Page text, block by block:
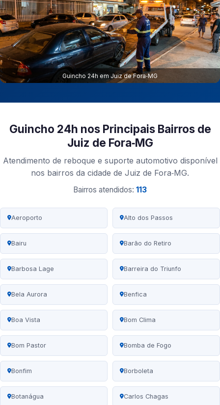
Guincho 24h em Juiz de Fora‑MG
Guincho 24h nos Principais Bairros de
Juiz de Fora‑MG
Atendimento de reboque e suporte automotivo disponível
nos bairros da cidade de Juiz de Fora‑MG.
Bairros atendidos: 113
Aeroporto Alto dos Passos
Bairu Barão do Retiro
Barbosa Lage Barreira do Triunfo
Bela Aurora Benfica
Boa Vista Bom Clima
Bom Pastor Bomba de Fogo
Bonfim Borboleta
Botanágua Carlos Chagas